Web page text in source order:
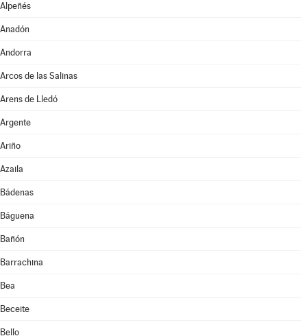
Alpeñés
Anadón
Andorra
Arcos de las Salinas
Arens de Lledó
Argente
Ariño
Azaila
Bádenas
Báguena
Bañón
Barrachina
Bea
Beceite
Bello